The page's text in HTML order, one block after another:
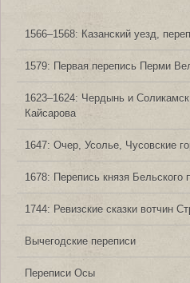
1566‒1568: Казанский уезд,
1579: Первая перепись Перми
1623‒1624: Чердынь и
Кайсарова
1647: Очер, Усолье, Чусовские
1678: Перепись князя Бельского
1744: Ревизские сказки вотчин
Вычегодские переписи
Переписи Осы